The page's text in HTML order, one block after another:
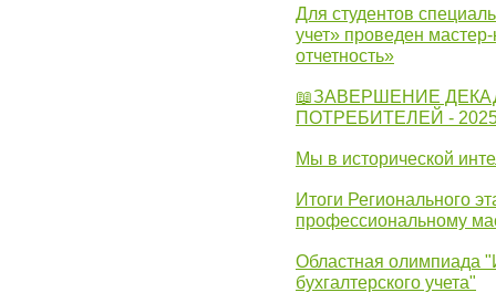
Для студентов
учет» проведен
отчетность»
📖ЗАВЕРШЕНИЕ
ПОТРЕБИТЕЛЕЙ -
Мы в исторической
Итоги Регионального
профессиональному
Областная олимпиада
бухгалтерского учета"